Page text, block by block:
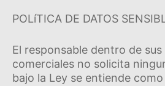
POLíTICA DE DATOS
El responsable dentro de
comerciales no solicita
bajo la Ley se entiende